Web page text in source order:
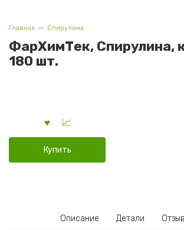
Главная Спирулина
ФарХимТек, Спирулина,
180 шт.
Купить
Описание Детали